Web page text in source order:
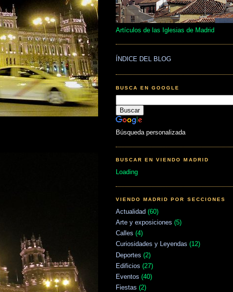
Artículos de las Iglesias de Madrid
ÍNDICE DEL BLOG
BUSCA EN GOOGLE
Búsqueda personalizada
BUSCAR EN VIENDO MADRID
Loading
VIENDO MADRID POR SECCIONES
Actualidad (60)
Arte y exposiciones (5)
Calles (4)
Curiosidades y Leyendas (12)
Deportes (2)
Edificios (27)
Eventos (40)
Fiestas (2)